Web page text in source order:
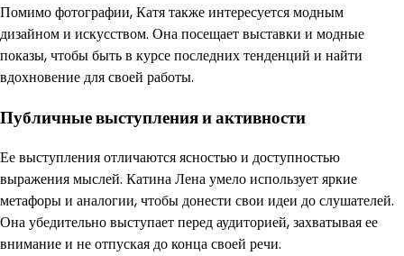
Помимо фотографии, Катя также интересуется модным
дизайном и искусством. Она посещает выставки и модные
показы, чтобы быть в курсе последних тенденций и найти
вдохновение для своей работы.
Публичные выступления и активности
Ее выступления отличаются ясностью и доступностью
выражения мыслей. Катина Лена умело использует яркие
метафоры и аналогии, чтобы донести свои идеи до слушателей.
Она убедительно выступает перед аудиторией, захватывая ее
внимание и не отпуская до конца своей речи.